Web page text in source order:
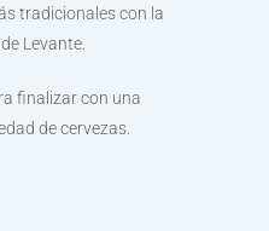
tradicionales con la
Levante.
finalizar con una
de cervezas.